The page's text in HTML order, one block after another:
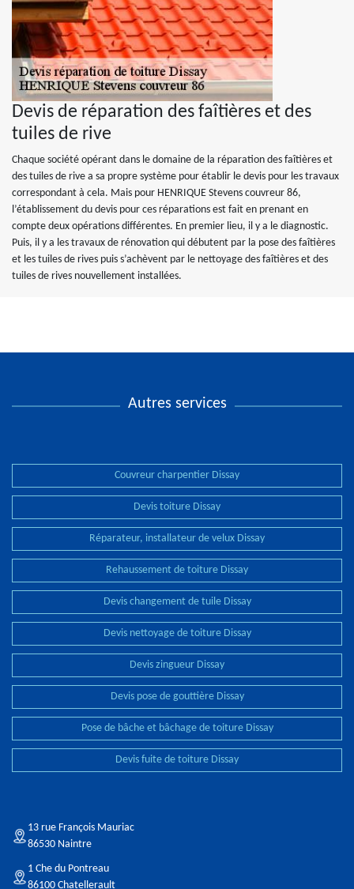
Devis de réparation des faîtières et des
tuiles de rive
Chaque société opérant dans le domaine de la réparation des faîtières et
des tuiles de rive a sa propre système pour établir le devis pour les travaux
correspondant à cela. Mais pour HENRIQUE Stevens couvreur 86,
l’établissement du devis pour ces réparations est fait en prenant en
compte deux opérations différentes. En premier lieu, il y a le diagnostic.
Puis, il y a les travaux de rénovation qui débutent par la pose des faîtières
et les tuiles de rives puis s’achèvent par le nettoyage des faîtières et des
tuiles de rives nouvellement installées.
Autres services
Couvreur charpentier Dissay
Devis toiture Dissay
Réparateur, installateur de velux Dissay
Rehaussement de toiture Dissay
Devis changement de tuile Dissay
Devis nettoyage de toiture Dissay
Devis zingueur Dissay
Devis pose de gouttière Dissay
Pose de bâche et bâchage de toiture Dissay
Devis fuite de toiture Dissay
13 rue François Mauriac
86530 Naintre
1 Che du Pontreau
86100 Chatellerault